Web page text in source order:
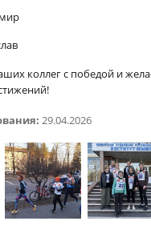
коллег с победой и
29.04.2026